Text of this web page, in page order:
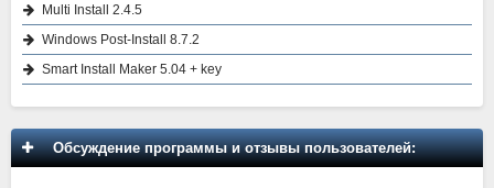
Multi Install 2.4.5
Windows Post-Install 8.7.2
Smart Install Maker 5.04 + key
Обсуждение программы и отзывы пользователей: